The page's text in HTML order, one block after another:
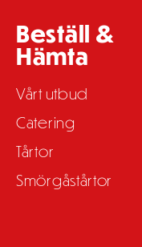
Beställ &
Hämta
Vårt utbud
Catering
Tårtor
Smörgåstårtor